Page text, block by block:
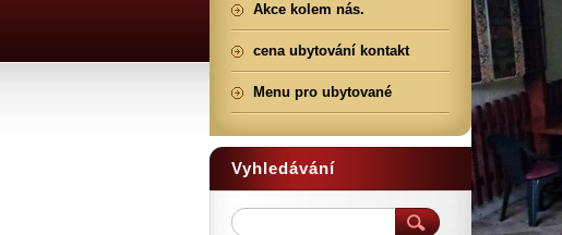
Akce kolem nás.
cena ubytování kontakt
Menu pro ubytované
Vyhledávání